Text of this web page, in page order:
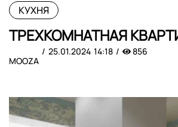
КУХНЯ
ТРЕХКОМНАТНАЯ
MOOZA
25.01.2024 14:18 856